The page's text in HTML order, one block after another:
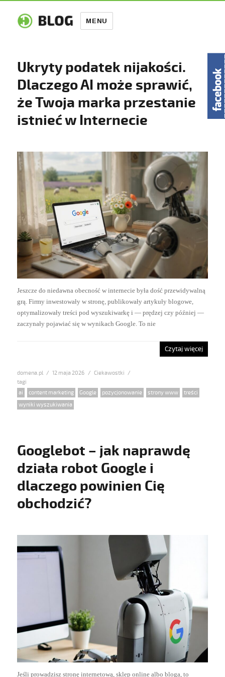
MENU
Ukryty podatek nijakości.
Dlaczego AI może sprawić,
że Twoja marka przestanie
istnieć w Internecie
Jeszcze do niedawna obecność w internecie była dość przewidywalną
grą. Firmy inwestowały w stronę, publikowały artykuły blogowe,
optymalizowały treści pod wyszukiwarkę i — prędzej czy później —
zaczynały pojawiać się w wynikach Google. To nie
Czytaj więcej
domena.pl
Posted
12 maja 2026 Categories
Ciekawostki
Tags
ai content marketing Google pozycjonowanie strony www treści
wyniki wyszukiwania
Googlebot – jak naprawdę
działa robot Google i
dlaczego powinien Cię
obchodzić?
Jeśli prowadzisz stronę internetową, sklep online albo bloga, to